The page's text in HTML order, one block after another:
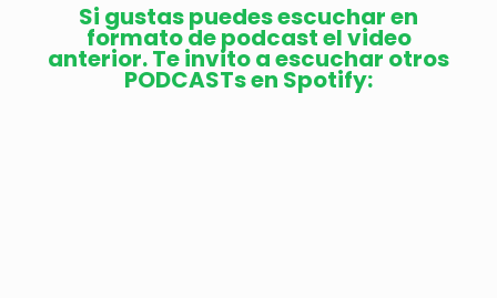
Si gustas puedes escuchar en
formato de podcast el video
anterior. Te invito a escuchar otros
PODCASTs en Spotify: